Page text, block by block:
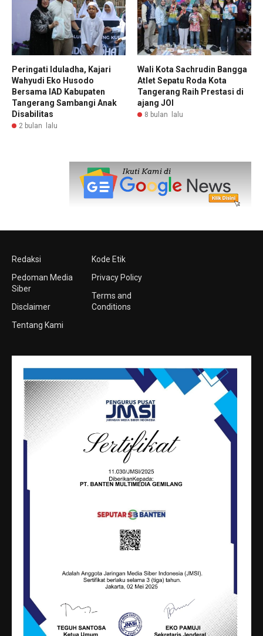
Peringati Iduladha, Kajari
Wahyudi Eko Husodo
Bersama IAD Kabupaten
Tangerang Sambangi Anak
Disabilitas
2 bulan lalu
Wali Kota Sachrudin Bangga
Atlet Sepatu Roda Kota
Tangerang Raih Prestasi di
ajang JOI
8 bulan lalu
Redaksi
Pedoman Media
Siber
Disclaimer
Tentang Kami
Kode Etik
Privacy Policy
Terms and
Conditions